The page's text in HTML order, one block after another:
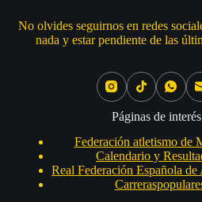
No olvides seguirnos en redes
nada y estar pendiente de las
Páginas de interés
Federación atletismo de
Calendario y
Real Federación Española